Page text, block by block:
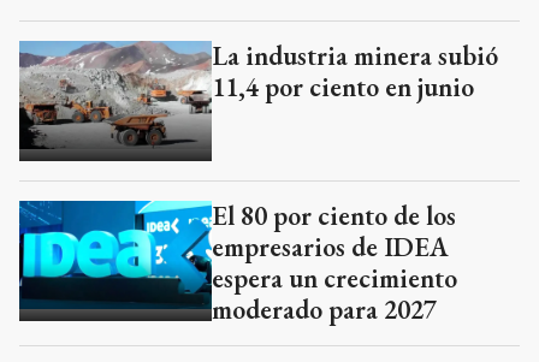
La industria minera subió
11,4 por ciento en junio
El 80 por ciento de los
empresarios de IDEA
espera un crecimiento
moderado para 2027